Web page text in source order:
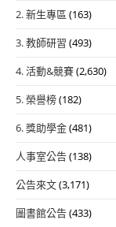
2. 新生專區 (163)
3. 教師研習 (493)
4. 活動&競賽(2,630)
5. 榮譽榜(182)
6. 獎助學金(481)
人事室公告(138)
公告來文(3,171)
圖書館公告(433)